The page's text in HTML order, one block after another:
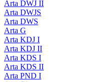
Arta DWJ II
Arta DWJS
Arta DWS
Arta G
Arta KDJ I
Arta KDJ II
Arta KDS I
Arta KDS II
Arta PND I